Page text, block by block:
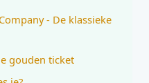
- De klassieke
gouden ticket